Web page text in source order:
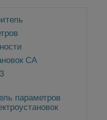
параметров